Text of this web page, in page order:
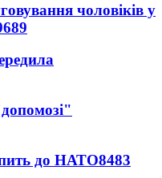
чоловіків у
до НАТО8483